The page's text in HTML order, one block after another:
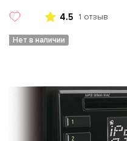
4.5 1 отзыв
Нет в наличии